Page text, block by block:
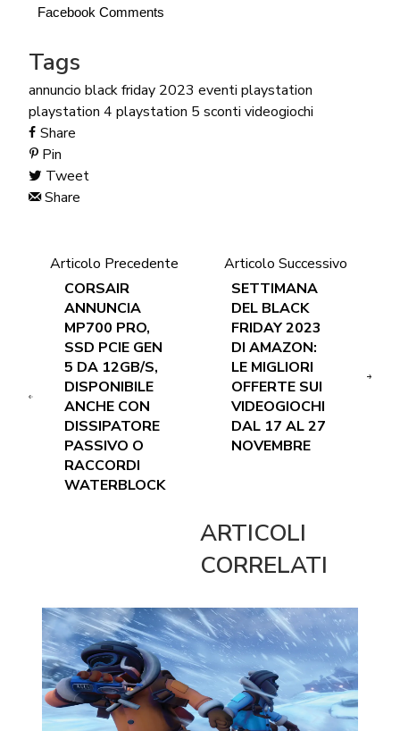
Facebook Comments
Tags
annuncio black friday 2023 eventi playstation
playstation 4 playstation 5 sconti videogiochi
Share
Pin
Tweet
Share
Articolo Precedente
CORSAIR
ANNUNCIA
MP700 PRO,
SSD PCIE GEN
5 DA 12GB/S,
DISPONIBILE
ANCHE CON
DISSIPATORE
PASSIVO O
RACCORDI
WATERBLOCK
Articolo Successivo
SETTIMANA
DEL BLACK
FRIDAY 2023
DI AMAZON:
LE MIGLIORI
OFFERTE SUI
VIDEOGIOCHI
DAL 17 AL 27
NOVEMBRE
ARTICOLI
CORRELATI